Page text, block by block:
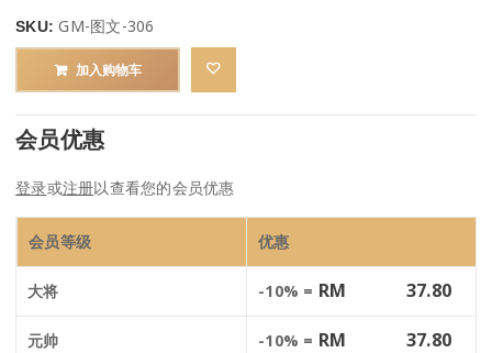
SKU:GM-图文-306
加入购物车
会员优惠
登录或注册以查看您的会员优惠
会员等级 优惠
大将 -10% = RM 37.80
元帅 -10% = RM 37.80